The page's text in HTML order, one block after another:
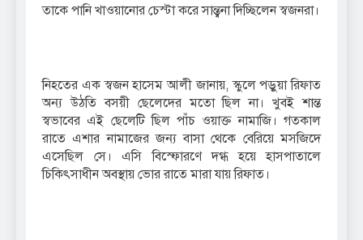
তাকে পানি খাওয়ানোর চেস্টা করে সান্ত্বনা দিচ্ছিলেন স্বজনরা।
নিহতের এক স্বজন হাসেম আলী জানায়, স্কুলে পড়ুয়া রিফাত
অন্য উঠতি বসয়ী ছেলেদের মতো ছিল না। খুবই শান্ত
স্বভাবের এই ছেলেটি ছিল পাঁচ ওয়াক্ত নামাজি। গতকাল
রাতে এশার নামাজের জন্য বাসা থেকে বেরিয়ে মসজিদে
এসেছিল সে। এসি বিস্ফোরণে দগ্ধ হয়ে হাসপাতালে
চিকিৎসাধীন অবস্থায় ভোর রাতে মারা যায় রিফাত।